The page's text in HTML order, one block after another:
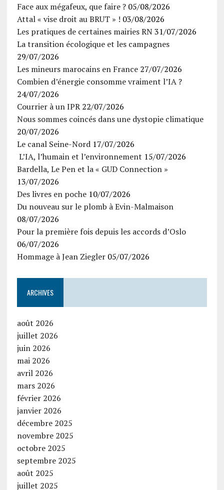
Face aux mégafeux, que faire ? 05/08/2026
Attal « vise droit au BRUT » ! 03/08/2026
Les pratiques de certaines mairies RN 31/07/2026
La transition écologique et les campagnes
29/07/2026
Les mineurs marocains en France 27/07/2026
Combien d’énergie consomme vraiment l’IA ?
24/07/2026
Courrier à un IPR 22/07/2026
Nous sommes coincés dans une dystopie climatique
20/07/2026
Le canal Seine-Nord 17/07/2026
L’IA, l’humain et l’environnement 15/07/2026
Bardella, Le Pen et la « GUD Connection »
13/07/2026
Des livres en poche 10/07/2026
Du nouveau sur le plomb à Evin-Malmaison
08/07/2026
Pour la première fois depuis les accords d’Oslo
06/07/2026
Hommage à Jean Ziegler 05/07/2026
ARCHIVES
août 2026
juillet 2026
juin 2026
mai 2026
avril 2026
mars 2026
février 2026
janvier 2026
décembre 2025
novembre 2025
octobre 2025
septembre 2025
août 2025
juillet 2025